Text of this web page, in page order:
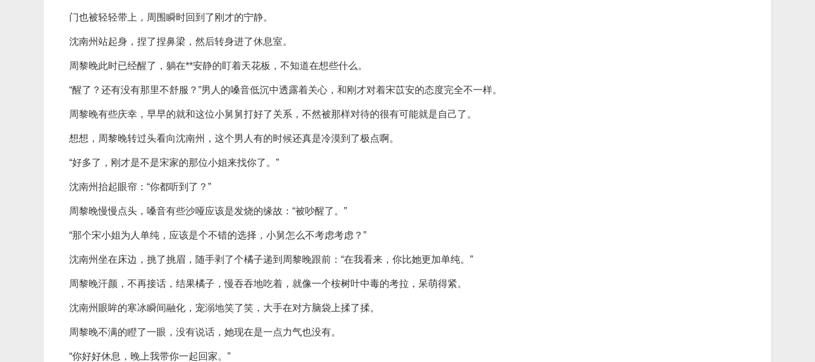
门也被轻轻带上，周围瞬时回到了刚才的宁静。
沈南州站起身，捏了捏鼻梁，然后转身进了休息室。
周黎晚此时已经醒了，躺在**安静的盯着天花板，不知道在想些什么。
“醒了？还有没有那里不舒服？”男人的嗓音低沉中透露着关心，和刚才对着宋苡安的态度完全不一样。
周黎晚有些庆幸，早早的就和这位小舅舅打好了关系，不然被那样对待的很有可能就是自己了。
想想，周黎晚转过头看向沈南州，这个男人有的时候还真是冷漠到了极点啊。
“好多了，刚才是不是宋家的那位小姐来找你了。”
沈南州抬起眼帘：“你都听到了？”
周黎晚慢慢点头，嗓音有些沙哑应该是发烧的缘故：“被吵醒了。”
“那个宋小姐为人单纯，应该是个不错的选择，小舅怎么不考虑考虑？”
沈南州坐在床边，挑了挑眉，随手剥了个橘子递到周黎晚跟前：“在我看来，你比她更加单纯。”
周黎晚汗颜，不再接话，结果橘子，慢吞吞地吃着，就像一个桉树叶中毒的考拉，呆萌得紧。
沈南州眼眸的寒冰瞬间融化，宠溺地笑了笑，大手在对方脑袋上揉了揉。
周黎晚不满的瞪了一眼，没有说话，她现在是一点力气也没有。
“你好好休息，晚上我带你一起回家。”